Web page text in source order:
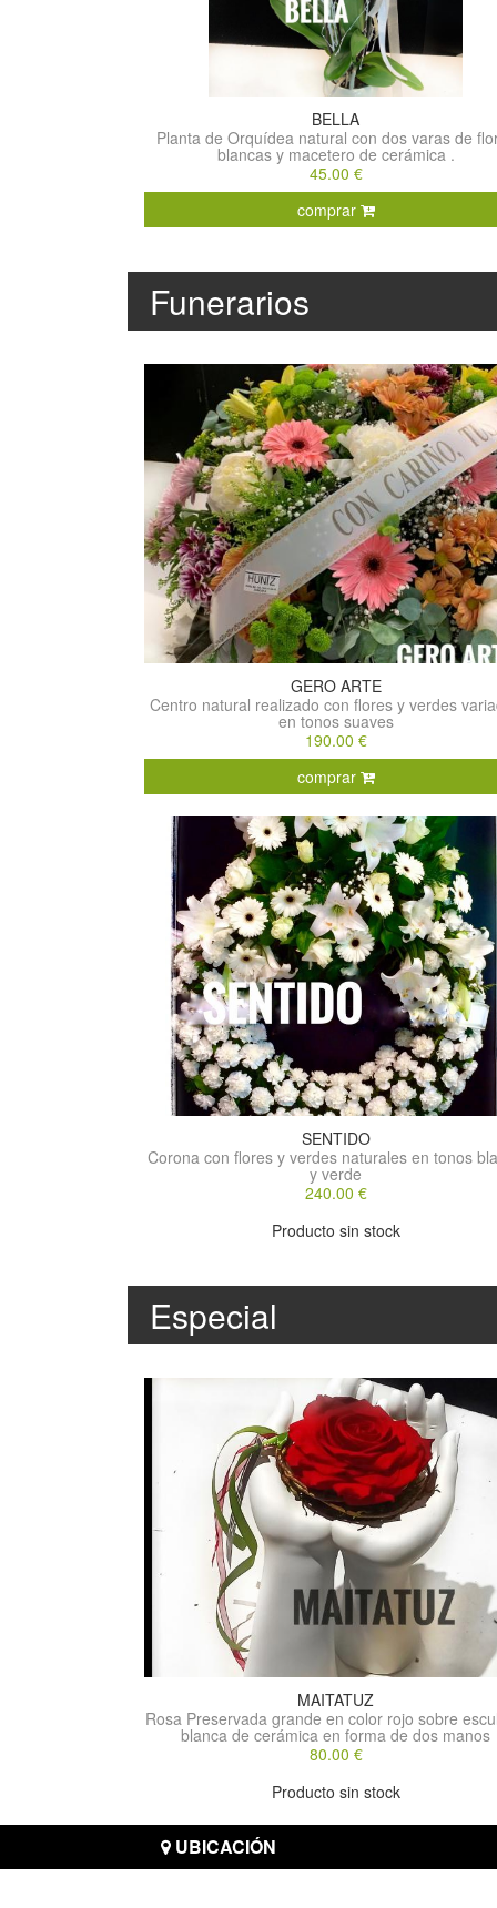
BELLA
Planta de Orquídea natural con dos varas de
blancas y macetero de cerámica .
45.00 €
comprar
Funerarios
GERO ARTE
Centro natural realizado con flores y verdes
en tonos suaves
190.00 €
comprar
SENTIDO
Corona con flores y verdes naturales en tonos
y verde
240.00 €
Producto sin stock
Especial
MAITATUZ
Rosa Preservada grande en color rojo sobre
blanca de cerámica en forma de dos manos
80.00 €
Producto sin stock
UBICACIÓN